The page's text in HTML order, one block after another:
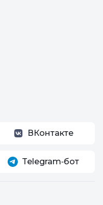
ВКонтакте
Telegram‑бот